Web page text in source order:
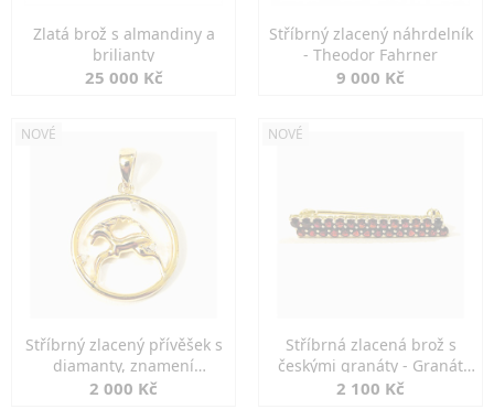
Zlatá brož s almandiny a
brilianty
25 000 Kč
Stříbrný zlacený náhrdelník
- Theodor Fahrner
9 000 Kč
NOVÉ
Stříbrný zlacený přívěšek s
diamanty, znamení
KOZOROH
2 000 Kč
NOVÉ
Stříbrná zlacená brož s
českými granáty - Granát
Turnov
2 100 Kč